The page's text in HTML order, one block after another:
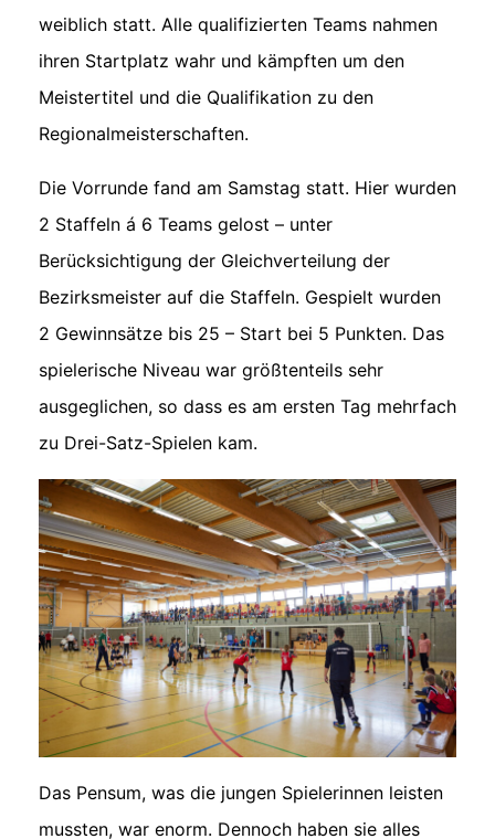
weiblich statt. Alle qualifizierten Teams nahmen
ihren Startplatz wahr und kämpften um den
Meistertitel und die Qualifikation zu den
Regionalmeisterschaften.
Die Vorrunde fand am Samstag statt. Hier wurden
2 Staffeln á 6 Teams gelost – unter
Berücksichtigung der Gleichverteilung der
Bezirksmeister auf die Staffeln. Gespielt wurden
2 Gewinnsätze bis 25 – Start bei 5 Punkten. Das
spielerische Niveau war größtenteils sehr
ausgeglichen, so dass es am ersten Tag mehrfach
zu Drei-Satz-Spielen kam.
Das Pensum, was die jungen Spielerinnen leisten
mussten, war enorm. Dennoch haben sie alles